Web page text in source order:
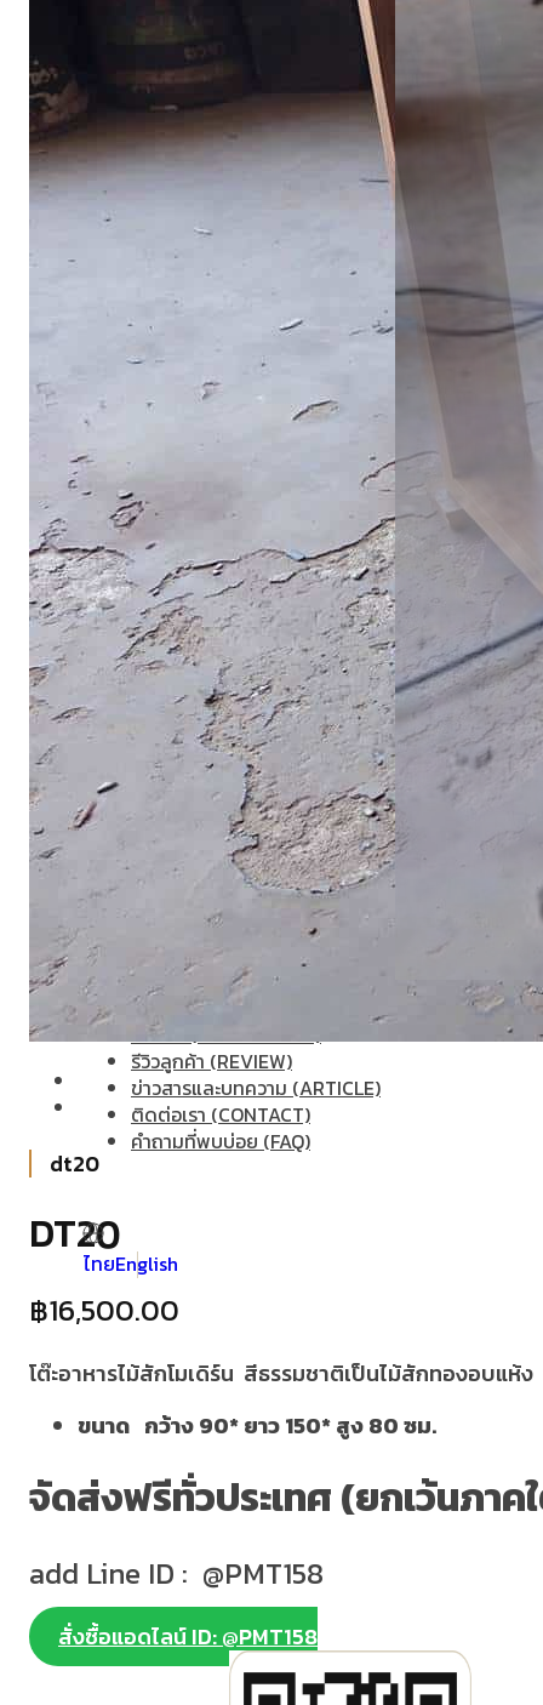
จัดโต๊ะอาหารตามหลักฮวงจุ้ย
อ่านต่อ
เกี่ยวกับเรา (ABOUT US)
ประวัติแพร่ไม้ไทย (COMPANY BACKGROUND)
ลูกค้าและพาร์ทเนอร์ (OUR CUSTOMERS)
โรงงานแพร่ไม้ไทย (FACTORY)
ผลงาน (ACHIVEMENT)
รีวิวลูกค้า (REVIEW)
ข่าวสารและบทความ (ARTICLE)
ติดต่อเรา (CONTACT)
คำถามที่พบบ่อย (FAQ)
English
ไทย
dt20
DT20
฿16,500.00
โต๊ะอาหารไม้สักโมเดิร์น สีธรรมชาติเป็นไม้สักทองอบแห้ง
ขนาด กว้าง 90* ยาว 150* สูง 80 ซม.
จัดส่งฟรีทั่วประเทศ (ยกเว้นภาค
add Line ID : @PMT158
สั่งซื้อแอดไลน์ ID: @PMT158